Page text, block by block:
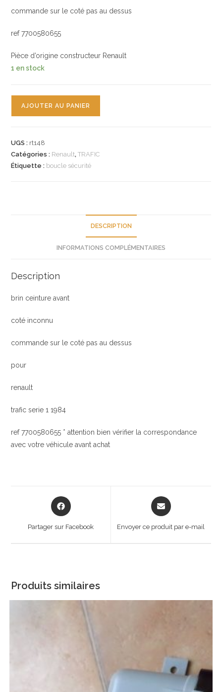
commande sur le coté pas au dessus
ref 7700580655
Pièce d’origine constructeur Renault
1 en stock
ceinture
av
AJOUTER AU PANIER
UGS : rt148
Catégories : Renault,TRAFIC
Étiquette : boucle sécurité
DESCRIPTION
INFORMATIONS COMPLÉMENTAIRES
Description
brin ceinture avant
coté inconnu
commande sur le coté pas au dessus
pour
renault
trafic serie 1 1984
ref 7700580655 * attention bien vérifier la correspondance
avec votre véhicule avant achat
Opens
in
Partager sur Facebook
Opens
in
new
Envoyer ce produit par e-mail
Produits similaires